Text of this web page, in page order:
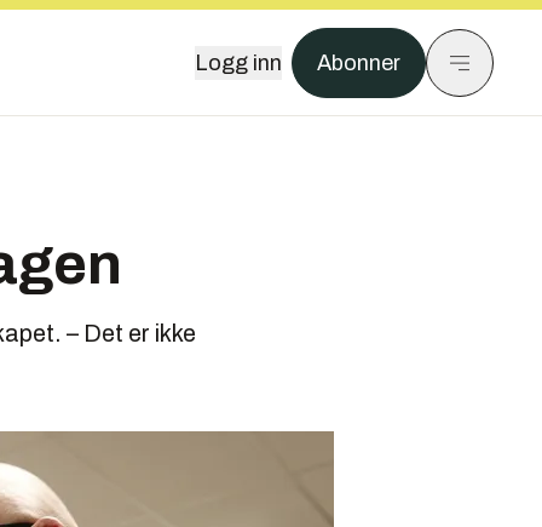
Logg inn Abonner
– Det er ikke